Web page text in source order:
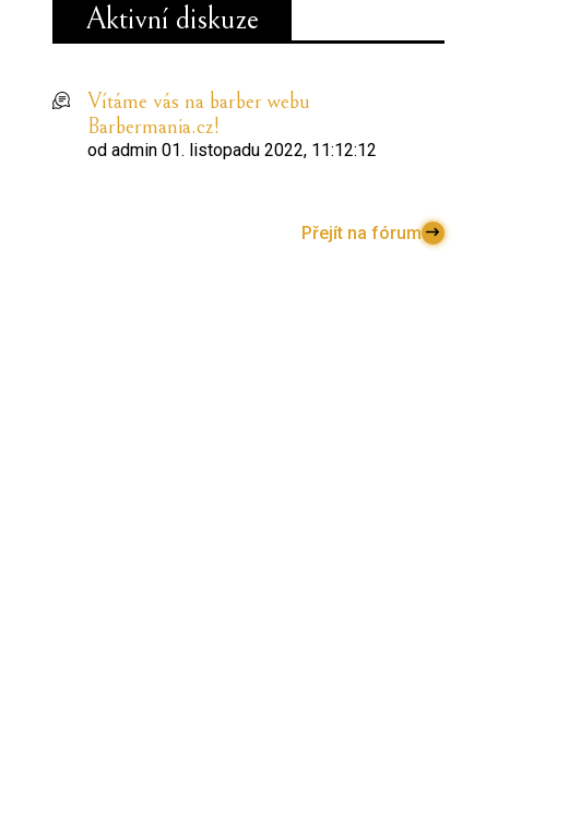
Aktivní diskuze
Vítáme vás na barber webu
Barbermania.cz!
od admin01. listopadu 2022, 11:12:12
Přejít na fórum